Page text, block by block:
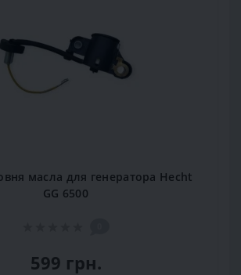
масла для генератора Hecht
GG 6500
599 грн.